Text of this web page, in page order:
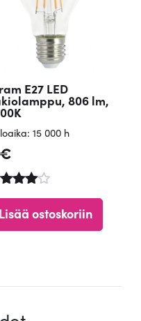
E27 LED
806 lm,
15 000 h
€
Lisää ostoskoriin